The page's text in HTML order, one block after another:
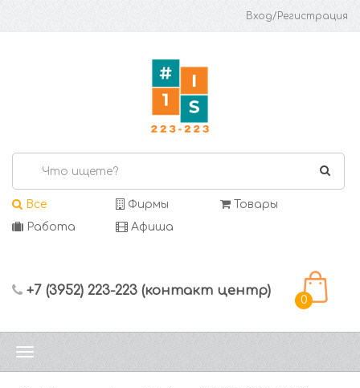
Вход/Регистрация
Все Фирмы
Товары
Работа
Афиша
+7 (3952) 223-223 (контакт центр)
0